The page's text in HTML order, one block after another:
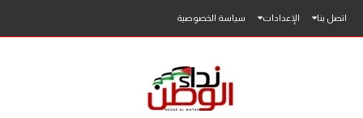
اتصل بنا الإعدادات سياسة الخصوصية